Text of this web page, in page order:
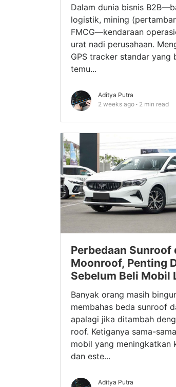
Dalam dunia bisnis
logistik, mining
FMCG—kendaraan
urat nadi perusahaan.
GPS tracker standar yang
temu...
Aditya Putra
2 weeks ago
2 min read
Perbedaan Sunroof
Moonroof, Penting
Sebelum Beli Mobil
Banyak orang masih
membahas beda sunroof
apalagi jika ditambah
roof. Ketiganya sama-
mobil yang meningkatkan
dan este...
Aditya Putra